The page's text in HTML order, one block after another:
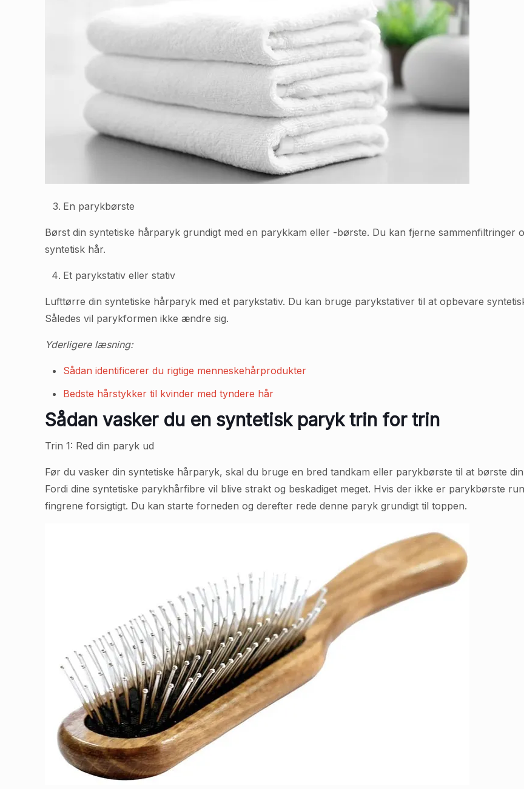
En parykbørste
Børst din syntetiske hårparyk grundigt med en parykkam eller -børste. Du kan fjerne
syntetisk hår.
Et parykstativ eller stativ
Lufttørre din syntetiske hårparyk med et parykstativ. Du kan bruge parykstativer til at opbevare
Således vil parykformen ikke ændre sig.
Yderligere læsning:
Sådan identificerer du rigtige menneskehårprodukter
Bedste hårstykker til kvinder med tyndere hår
Sådan vasker du en syntetisk paryk trin for trin
Trin 1: Red din paryk ud
Før du vasker din syntetiske hårparyk, skal du bruge en bred tandkam eller parykbørste til at børste
Fordi dine syntetiske parykhårfibre vil blive strakt og beskadiget meget. Hvis der ikke er parykbørste
fingrene forsigtigt. Du kan starte forneden og derefter rede denne paryk grundigt til toppen.